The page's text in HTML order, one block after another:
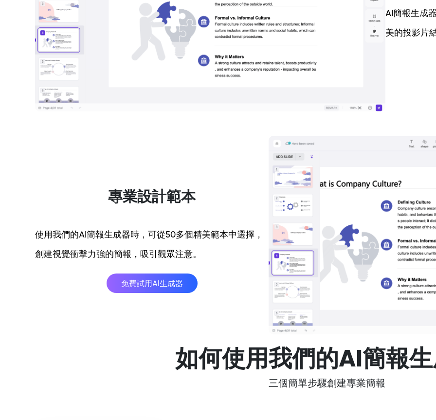
AI簡報生成
美的投影片
專業設計範本
使用我們的AI簡報生成器時，可從50多個精美範本中選擇，
創建視覺衝擊力強的簡報，吸引觀眾注意。
免費試用AI生成器
如何使用我們的AI簡報
三個簡單步驟創建專業簡報